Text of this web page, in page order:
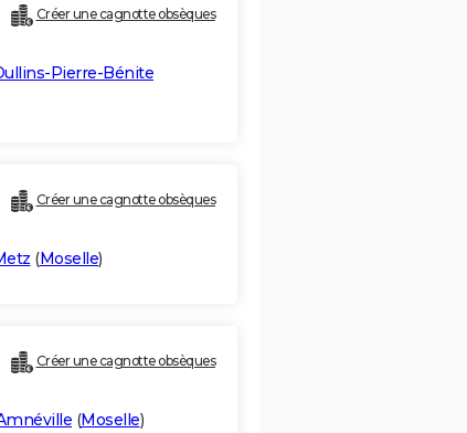
Créer une cagnotte obsèques
Pierre-Bénite
Créer une cagnotte obsèques
(Moselle)
Créer une cagnotte obsèques
(Moselle)